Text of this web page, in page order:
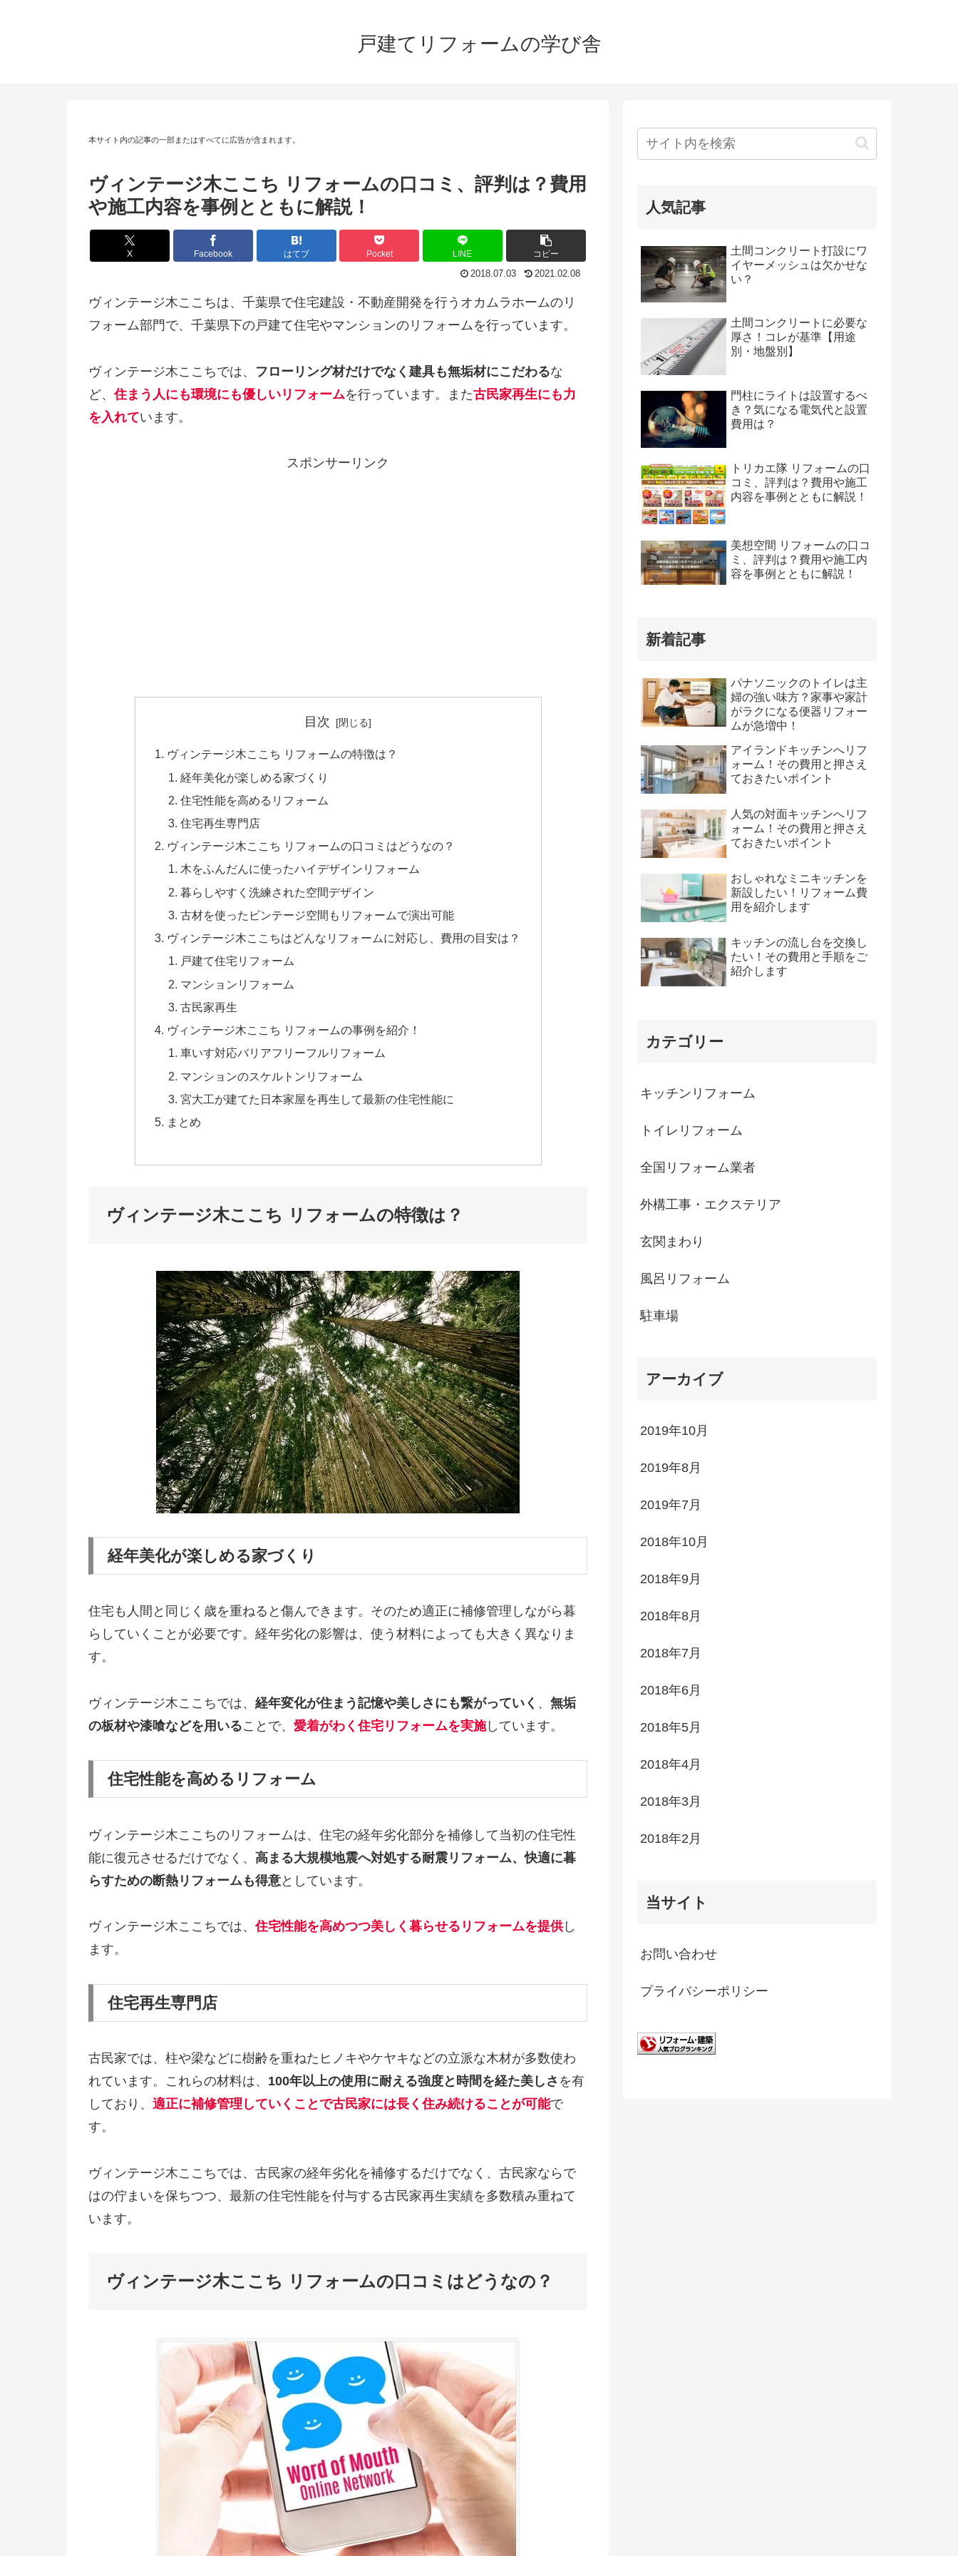
戸建てリフォームの学び舎
本サイト内の記事の一部またはすべてに広告が含まれます。
ヴィンテージ木ここち リフォームの口コミ、評判は？費用
や施工内容を事例とともに解説！
X Facebook はてブ Pocket LINE コピー
2018.07.03 2021.02.08
ヴィンテージ木ここちは、千葉県で住宅建設・不動産開発を行うオカムラホームのリ
フォーム部門で、千葉県下の戸建て住宅やマンションのリフォームを行っています。
ヴィンテージ木ここちでは、 フローリング材だけでなく建具も無垢材にこだわるな
ど、住まう人にも環境にも優しいリフォームを行っています。また古民家再生にも力
を入れています。
スポンサーリンク
目次
ヴィンテージ木ここち リフォームの特徴は？
経年美化が楽しめる家づくり
住宅性能を高めるリフォーム
住宅再生専門店
ヴィンテージ木ここち リフォームの口コミはどうなの？
木をふんだんに使ったハイデザインリフォーム
暮らしやすく洗練された空間デザイン
古材を使ったビンテージ空間もリフォームで演出可能
ヴィンテージ木ここちはどんなリフォームに対応し、費用の目安は？
戸建て住宅リフォーム
マンションリフォーム
古民家再生
ヴィンテージ木ここち リフォームの事例を紹介！
車いす対応バリアフリーフルリフォーム
マンションのスケルトンリフォーム
宮大工が建てた日本家屋を再生して最新の住宅性能に
まとめ
ヴィンテージ木ここち リフォームの特徴は？
経年美化が楽しめる家づくり
住宅も人間と同じく歳を重ねると傷んできます。そのため適正に補修管理しながら暮
らしていくことが必要です。経年劣化の影響は、使う材料によっても大きく異なりま
す。
ヴィンテージ木ここちでは、 経年変化が住まう記憶や美しさにも繋がっていく 、 無垢
の板材や漆喰などを用いることで、 愛着がわく住宅リフォームを実施しています。
住宅性能を高めるリフォーム
ヴィンテージ木ここちのリフォームは、住宅の経年劣化部分を補修して当初の住宅性
能に復元させるだけでなく、 高まる大規模地震へ対処する耐震リフォーム、快適に暮
らすための断熱リフォームも得意としています。
ヴィンテージ木ここちでは、住宅性能を高めつつ美しく暮らせるリフォームを提供し
ます。
住宅再生専門店
古民家では、柱や梁などに樹齢を重ねたヒノキやケヤキなどの立派な木材が多数使わ
れています。これらの材料は、 100年以上の使用に耐える強度と時間を経た美しさ を有
しており、 適正に補修管理していくことで古民家には長く住み続けることが可能で
す。
ヴィンテージ木ここちでは、古民家の経年劣化を補修するだけでなく、古民家ならで
はの佇まいを保ちつつ、最新の住宅性能を付与する古民家再生実績を多数積み重ねて
います。
ヴィンテージ木ここち リフォームの口コミはどうなの？
人気記事
土間コンクリート打設にワ
イヤーメッシュは欠かせな
い？
土間コンクリートに必要な
厚さ！コレが基準【用途
別・地盤別】
門柱にライトは設置するべ
き？気になる電気代と設置
費用は？
トリカエ隊 リフォームの口
コミ、評判は？費用や施工
内容を事例とともに解説！
美想空間 リフォームの口コ
ミ、評判は？費用や施工内
容を事例とともに解説！
新着記事
パナソニックのトイレは主
婦の強い味方？家事や家計
がラクになる便器リフォー
ムが急増中！
アイランドキッチンへリフ
ォーム！その費用と押さえ
ておきたいポイント
人気の対面キッチンへリフ
ォーム！その費用と押さえ
ておきたいポイント
おしゃれなミニキッチンを
新設したい！リフォーム費
用を紹介します
キッチンの流し台を交換し
たい！その費用と手順をご
紹介します
カテゴリー
キッチンリフォーム
トイレリフォーム
全国リフォーム業者
外構工事・エクステリア
玄関まわり
風呂リフォーム
駐車場
アーカイブ
2019年10月
2019年8月
2019年7月
2018年10月
2018年9月
2018年8月
2018年7月
2018年6月
2018年5月
2018年4月
2018年3月
2018年2月
当サイト
お問い合わせ
プライバシーポリシー